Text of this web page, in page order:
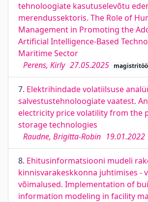
tehnoloogiate kasutuselevõtu
merendussektoris. The Role of
Management in Promoting the
Artificial Intelligence-Based
Maritime Sector
Perens, Kirly 27.05.2025
7. Elektrihindade volatiilsuse
salvestustehnoloogiate vaatest.
electricity price volatility from the
storage technologies
Raudne, Brigitta-Robin 19.01.2022
8. Ehitusinformatsiooni mudeli
kinnisvarakeskkonna juhtimises -
võimalused. Implementation of
information modeling in facility